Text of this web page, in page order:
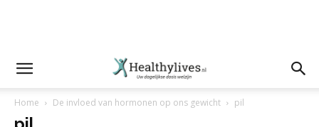
Home De invloed van hormonen op ons gewicht pil